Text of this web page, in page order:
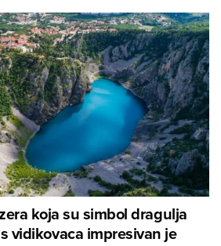
koja su simbol dragulja
vidikovaca impresivan je